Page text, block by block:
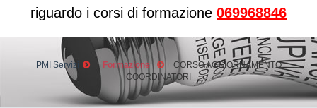
riguardo i corsi di formazione 069968846
PMI Servizi Formazione
CORSO AGGIORNAMENTO
COORDINATORI